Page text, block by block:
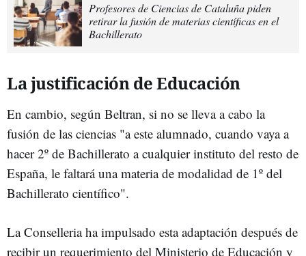
Profesores de Ciencias de Cataluña piden
retirar la fusión de materias científicas en el
Bachillerato
La justificación de Educación
En cambio, según Beltran, si no se lleva a cabo la
fusión de las ciencias "a este alumnado, cuando vaya a
hacer 2º de Bachillerato a cualquier instituto del resto de
España, le faltará una materia de modalidad de 1º del
Bachillerato científico".
La Conselleria ha impulsado esta adaptación después de
recibir un requerimiento del Ministerio de Educación y